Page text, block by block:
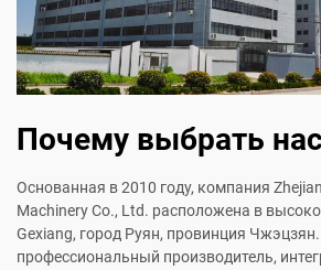
Почему выбрать нас
Основанная в 2010 году, компания
Machinery Co., Ltd. расположена в
Gexiang, город Руян, провинция
профессиональный производитель,